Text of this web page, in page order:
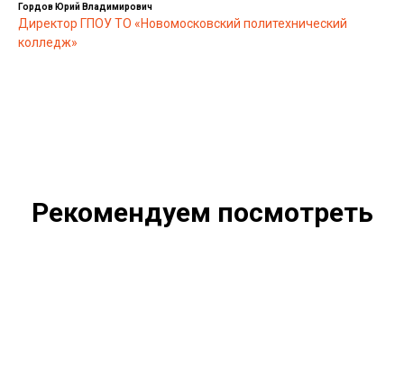
Гордов Юрий Владимирович
Директор ГПОУ ТО «Новомосковский политехнический
колледж»
Рекомендуем посмотреть